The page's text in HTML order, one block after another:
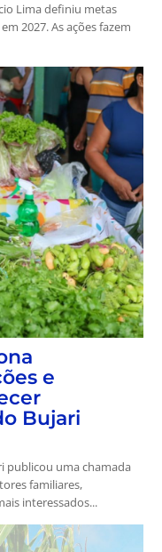
Lima definiu metas
2027. As ações fazem
e
Bujari
publicou uma chamada
familiares,
interessados...